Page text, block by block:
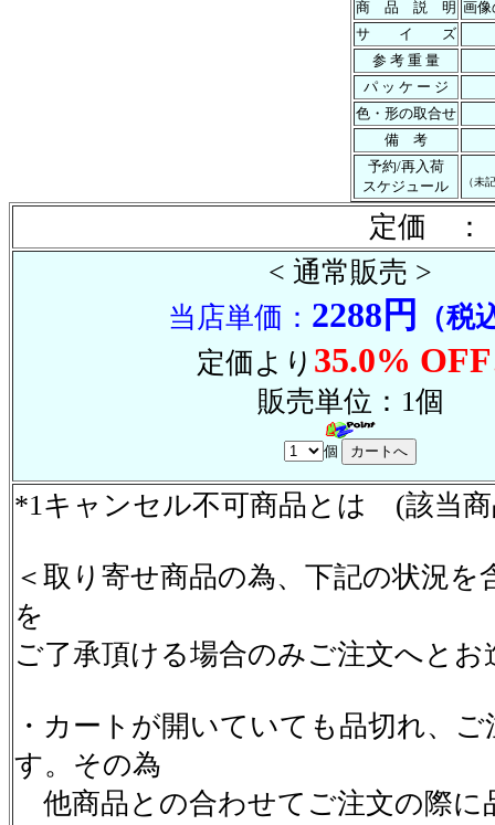
商 品 説 明 画像
サ イ ズ
参 考 重 量
パ ッ ケ ー ジ
色・形の取合せ
備 考
予約/再入荷
スケジュール
（未
定価 ：
< 通常販売 >
当店単価： 2288円
（税
定価より 35.0%
販売単位：1個
個
*1キャンセル不可商品とは (該当
＜取り寄せ商品の為、下記の状況
を
ご了承頂ける場合のみご注文へとお
・カートが開いていても品切れ、
す。その為
他商品との合わせてご注文の際に